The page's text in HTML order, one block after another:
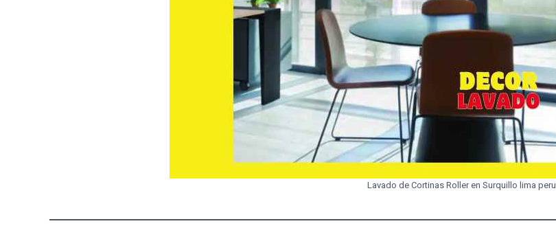
Lavado de Cortinas Roller en Surquillo lima peru